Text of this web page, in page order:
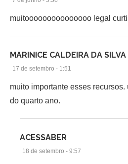
muitooooooooooooooo legal curti
MARINICE CALDEIRA DA SILVA
17 de setembro - 1:51
muito importante esses
do quarto ano.
ACESSABER
18 de setembro - 9:57